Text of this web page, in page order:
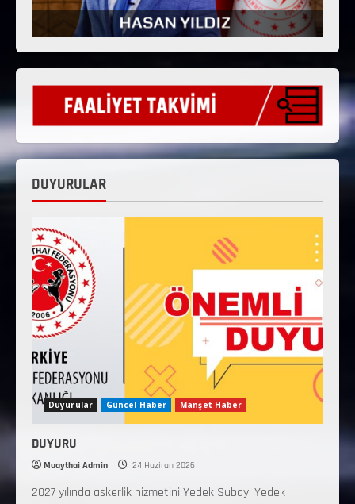
DUYURULAR
Duyurular Güncel Haber Manşet Haber
DUYURU
Muaythai Admin 24 Haziran 2026
2027 yılında askerlik hizmetini Yedek Subay, Yedek